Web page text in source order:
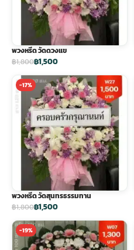
พวงหรีด วัดดวงแข
฿1,800฿1,500
-17%
พวงหรีด วัดสุนทรธรรมทาน
฿1,800฿1,500
-19%